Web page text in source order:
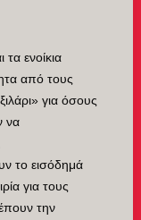
τα ενοίκια
από τους
για όσους
να
το εισόδημά
για τους
την